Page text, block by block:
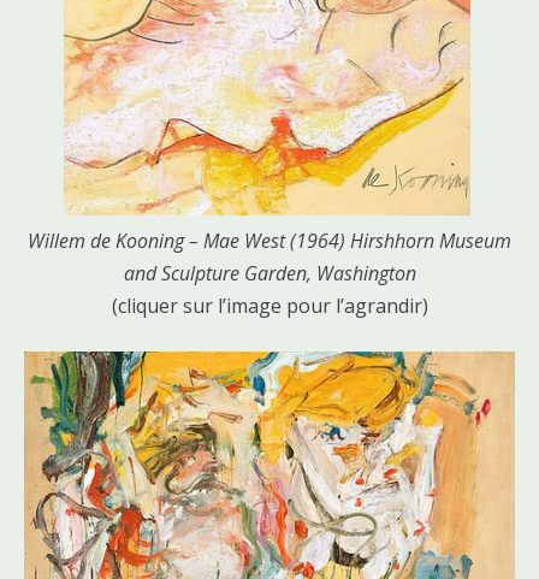
Willem de Kooning – Mae West (1964) Hirshhorn Museum
and Sculpture Garden, Washington
(cliquer sur l’image pour l’agrandir)